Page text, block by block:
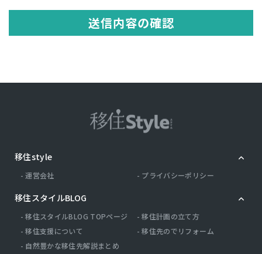
情報」以外のものをいい，ご利用いただいたサービスやご購入いただ
いた商品，ご覧になったページや広告の履歴，ユーザーが検索された
検索キーワード，ご利用日時，ご利用の方法，ご利用環境，郵便番号
第２条（プライバシー情報の収集方法）
番号，メールアドレス，銀行口座番号，クレジットカード番号，運転
免許証番号などの個人情報をお尋ねすることがあります。また，ユー
ザーと提携先などとの間でなされたユーザーの個人情報を含む取引記
配信先などを含みます。以下，｢提携先｣といいます。）などから収集
することがあります。 当社は，ユーザーについて，利用したサービス
やソフトウエア，購入した商品，閲覧したページや広告の履歴，検索
じてご利用の場合の当該端末の通信状態，利用に際しての各種設定情
報なども含みます），IPアドレス，クッキー情報，位置情報，端末の
個体識別情報などの履歴情報および特性情報を，ユーザーが当社や提
携先のサービスを利用しまたはページを閲覧する際に収集します。
第３条（個人情報を収集・利用する目的）
送信内容の確認
移住style
運営会社 プライバシーポリシー
移住スタイルBLOG
移住スタイルBLOG TOPページ
移住計画の立て方
移住支援について
移住先のでリフォーム
自然豊かな移住先解説まとめ